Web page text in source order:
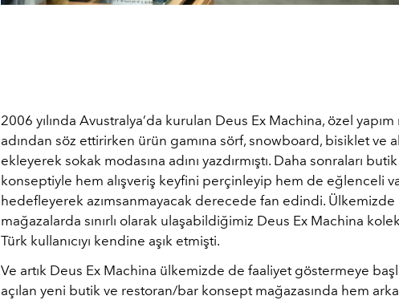
2006 yılında Avustralya’da kurulan Deus Ex Machina, özel
adından söz ettirirken ürün gamına sörf, snowboard, bisiklet ve
ekleyerek sokak modasına adını yazdırmıştı. Daha sonraları
konseptiyle hem alışveriş keyfini perçinleyip hem de eğlenceli
hedefleyerek azımsanmayacak derecede fan edindi. Ülkemizde
mağazalarda sınırlı olarak ulaşabildiğimiz Deus Ex Machina
Türk kullanıcıyı kendine aşık etmişti.
Ve artık Deus Ex Machina ülkemizde de faaliyet göstermeye
açılan yeni butik ve restoran/bar konsept mağazasında hem